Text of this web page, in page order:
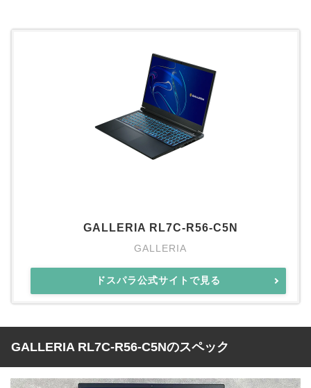
GALLERIA RL7C-R56-C5N
GALLERIA
ドスパラ公式サイトで見る
GALLERIA RL7C-R56-C5Nのスペック